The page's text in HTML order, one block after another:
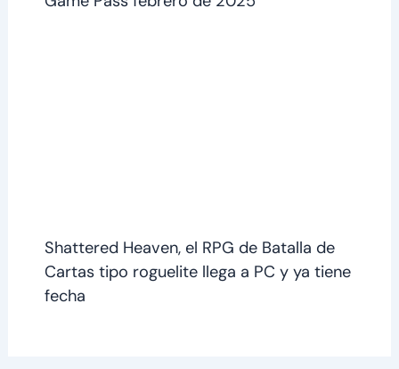
Shattered Heaven, el RPG de Batalla de
Cartas tipo roguelite llega a PC y ya tiene
fecha